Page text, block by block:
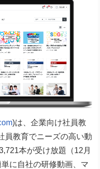
)は、企業向け社員教
員教育でニーズの高い動
本が受け放題（12月
に自社の研修動画、マ